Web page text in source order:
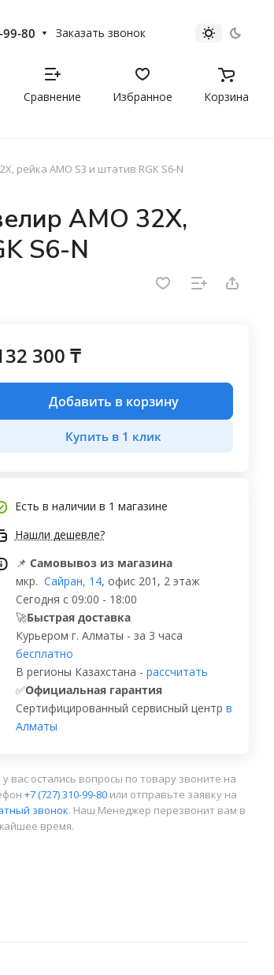
80 Заказать звонок
Сравнение Избранное Корзина
рейка AMO S3 и штатив RGK S6-N
AMO 32X,
S6-N
300 ₸
Добавить в корзину
Купить в 1 клик
Есть в наличии в 1 магазине
Нашли дешевле?
📌 Самовывоз из магазина
мкр. Сайран, 14, офис 201, 2 этаж
Сегодня с 09:00 - 18:00
🚀Быстрая доставка
Курьером г. Алматы - за 3 часа
бесплатно
В регионы Казахстана - рассчитать
✅Официальная гарантия
Сертифицированный сервисный центр в
Алматы
у вас остались вопросы по товару звоните на
+7 (727) 310-99-80или отправьте заявку на
звонок. Наш Менеджер перезвонит вам в
время.